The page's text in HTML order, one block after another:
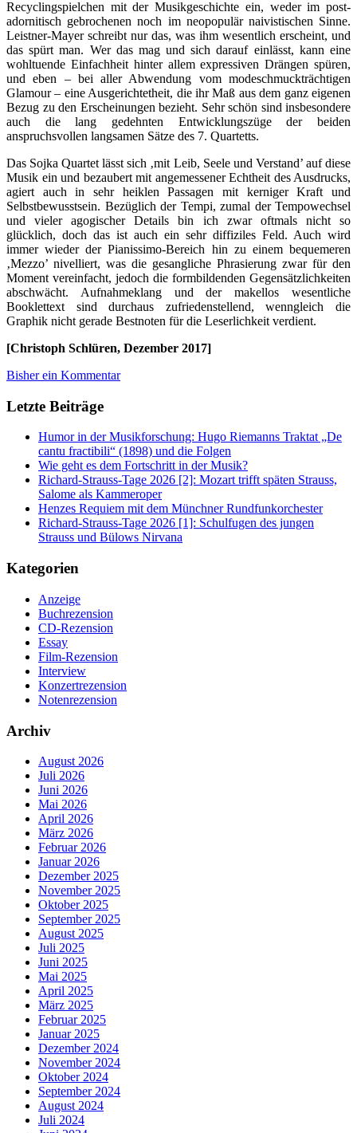
Recyclingspielchen mit der Musikgeschichte ein, weder im post-
adornitisch gebrochenen noch im neopopulär naivistischen Sinne.
Leistner-Mayer schreibt nur das, was ihm wesentlich erscheint, und
das spürt man. Wer das mag und sich darauf einlässt, kann eine
wohltuende Einfachheit hinter allem expressiven Drängen spüren,
und eben – bei aller Abwendung vom modeschmuckträchtigen
Glamour – eine Ausgerichtetheit, die ihr Maß aus dem ganz eigenen
Bezug zu den Erscheinungen bezieht. Sehr schön sind insbesondere
auch die lang gedehnten Entwicklungszüge der beiden
anspruchsvollen langsamen Sätze des 7. Quartetts.
Das Sojka Quartet lässt sich ‚mit Leib, Seele und Verstand’ auf diese
Musik ein und bezaubert mit angemessener Echtheit des Ausdrucks,
agiert auch in sehr heiklen Passagen mit kerniger Kraft und
Selbstbewusstsein. Bezüglich der Tempi, zumal der Tempowechsel
und vieler agogischer Details bin ich zwar oftmals nicht so
glücklich, doch das ist auch ein sehr diffiziles Feld. Auch wird
immer wieder der Pianissimo-Bereich hin zu einem bequemeren
‚Mezzo’ nivelliert, was die gesangliche Phrasierung zwar für den
Moment vereinfacht, jedoch die formbildenden Gegensätzlichkeiten
abschwächt. Aufnahmeklang und der makellos wesentliche
Booklettext sind durchaus zufriedenstellend, wenngleich die
Graphik nicht gerade Bestnoten für die Leserlichkeit verdient.
[Christoph Schlüren, Dezember 2017]
Bisher ein Kommentar
Letzte Beiträge
Humor in der Musikforschung: Hugo Riemanns Traktat „De
cantu fractibili“ (1898) und die Folgen
Wie geht es dem Fortschritt in der Musik?
Richard-Strauss-Tage 2026 [2]: Mozart trifft späten Strauss,
Salome als Kammeroper
Henzes Requiem mit dem Münchner Rundfunkorchester
Richard-Strauss-Tage 2026 [1]: Schulfugen des jungen
Strauss und Bülows Nirvana
Kategorien
Anzeige
Buchrezension
CD-Rezension
Essay
Film-Rezension
Interview
Konzertrezension
Notenrezension
Archiv
August 2026
Juli 2026
Juni 2026
Mai 2026
April 2026
März 2026
Februar 2026
Januar 2026
Dezember 2025
November 2025
Oktober 2025
September 2025
August 2025
Juli 2025
Juni 2025
Mai 2025
April 2025
März 2025
Februar 2025
Januar 2025
Dezember 2024
November 2024
Oktober 2024
September 2024
August 2024
Juli 2024